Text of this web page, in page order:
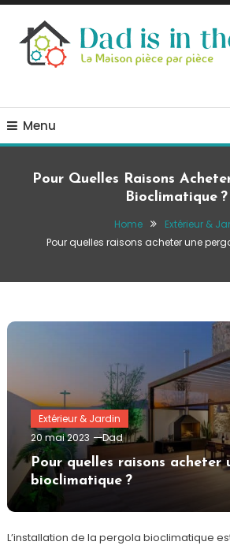
Skip
Content
Menu
Pour Quelles Raisons
Bioclimatique ?
Home
Extérieur &
Pour quelles raisons acheter une
Extérieur & Jardin
20 mai 2023
Dad
Pour quelles raisons acheter
bioclimatique ?
L’installation de la pergola bioclimatique